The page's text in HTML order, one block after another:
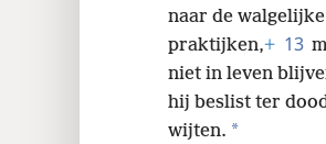
naar de
praktijken,+ 13
niet in leven
hij beslist ter
wijten. *